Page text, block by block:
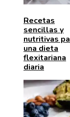
Recetas
sencillas y
nutritivas
una dieta
flexitariana
diaria